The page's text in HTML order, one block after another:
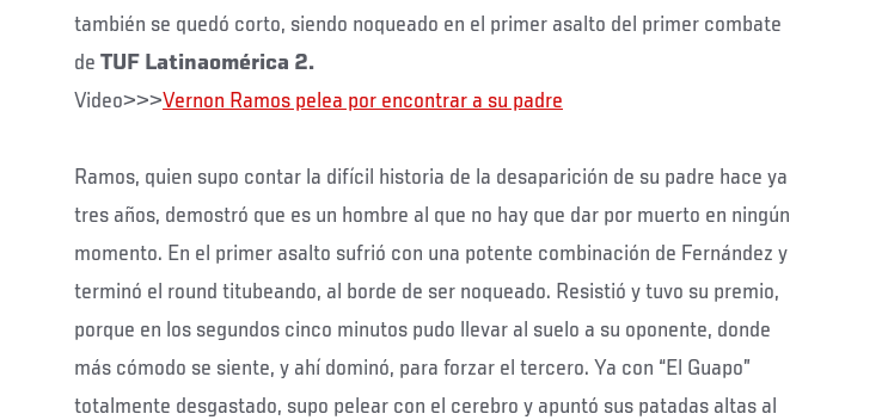
también se quedó corto, siendo noqueado en el primer asalto del primer combate
de TUF Latinaomérica 2.
Video>>>Vernon Ramos pelea por encontrar a su padre
Ramos, quien supo contar la difícil historia de la desaparición de su padre hace ya
tres años, demostró que es un hombre al que no hay que dar por muerto en ningún
momento. En el primer asalto sufrió con una potente combinación de Fernández y
terminó el round titubeando, al borde de ser noqueado. Resistió y tuvo su premio,
porque en los segundos cinco minutos pudo llevar al suelo a su oponente, donde
más cómodo se siente, y ahí dominó, para forzar el tercero. Ya con “El Guapo”
totalmente desgastado, supo pelear con el cerebro y apuntó sus patadas altas al